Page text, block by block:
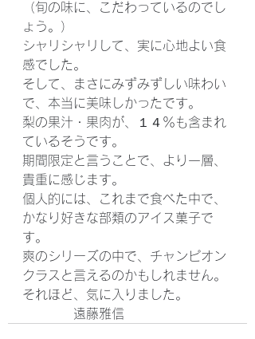
（旬の味に、こだわっているのでし
ょう。）
シャリシャリして、実に心地よい食
感でした。
そして、まさにみずみずしい味わい
で、本当に美味しかったです。
梨の果汁・果肉が、１４％も含まれ
ているそうです。
期間限定と言うことで、より一層、
貴重に感じます。
個人的には、これまで食べた中で、
かなり好きな部類のアイス菓子で
す。
爽のシリーズの中で、チャンピオン
クラスと言えるのかもしれません。
それほど、気に入りました。
遠藤雅信